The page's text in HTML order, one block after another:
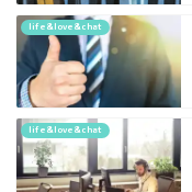
life&love&chat
life&love&chat